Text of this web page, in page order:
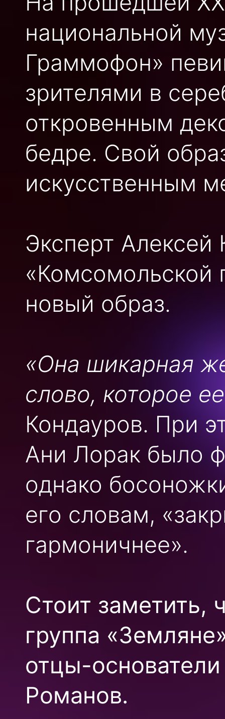
национальной
Граммофон»
зрителями в
откровенным
бедре. Свой
искусственным
Эксперт Алексей
«Комсомольской
новый образ.
«Она шикарная
слово, которое
Кондауров. При
Ани Лорак было
однако
его словам,
гармоничнее».
Стоит заметить,
группа
отцы-
Романов.